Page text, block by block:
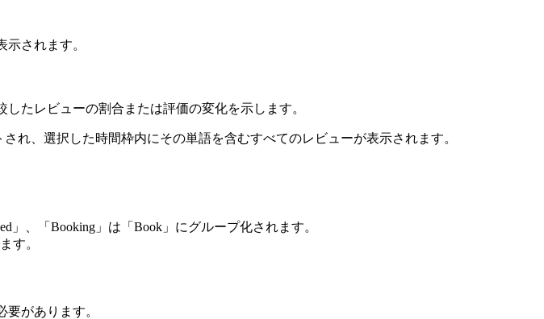
されます。
たレビューの割合または評価の変化を示します。
れ、選択した時間枠内にその単語を含むすべてのレビューが表示されます。
」、「Booking」は「Book」にグループ化されます。
す。
があります。